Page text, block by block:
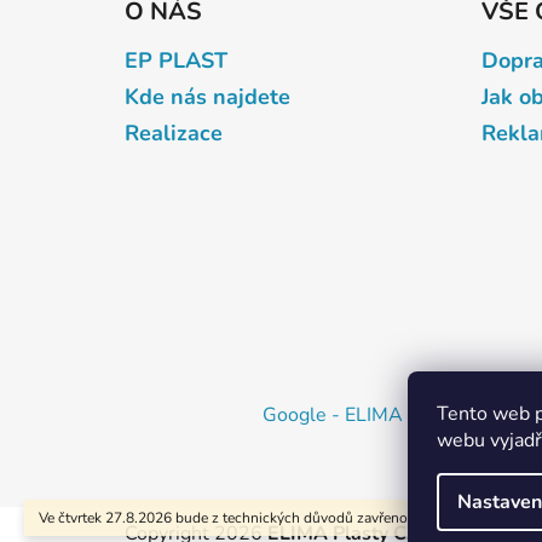
Tento web
webu
Ve čtvrtek 27.8.2026 bude z technických důvodů zavřeno
O NÁS
EP PLAST
Kde nás najdete
Realizace
VŠE
Jak
Google - ELIMA Plasty CZ >>
Copyright 2026ELIMA Plasty CZ, s.r.o..